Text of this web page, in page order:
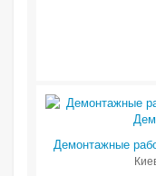
Демонтажные